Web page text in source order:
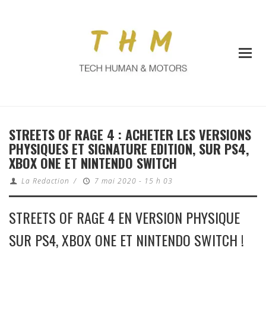
STREETS OF RAGE 4 : ACHETER LES VERSIONS
PHYSIQUES ET SIGNATURE EDITION, SUR PS4,
XBOX ONE ET NINTENDO SWITCH
La Redaction / 7 mai 2020 - 15 h 03
STREETS OF RAGE 4 EN VERSION PHYSIQUE
SUR PS4, XBOX ONE ET NINTENDO SWITCH !